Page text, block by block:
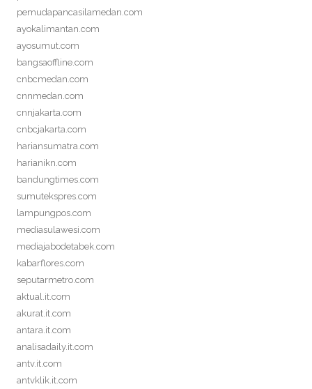
pemudapancasilamedan.com
ayokalimantan.com
ayosumut.com
bangsaoffline.com
cnbcmedan.com
cnnmedan.com
cnnjakarta.com
cnbcjakarta.com
hariansumatra.com
harianikn.com
bandungtimes.com
sumutekspres.com
lampungpos.com
mediasulawesi.com
mediajabodetabek.com
kabarflores.com
seputarmetro.com
aktual.it.com
akurat.it.com
antara.it.com
analisadaily.it.com
antv.it.com
antvklik.it.com